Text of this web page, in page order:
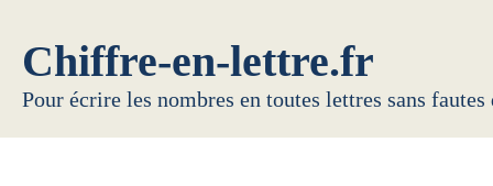
Chiffre-en-lettre.fr
Pour écrire les nombres en toutes lettres sans